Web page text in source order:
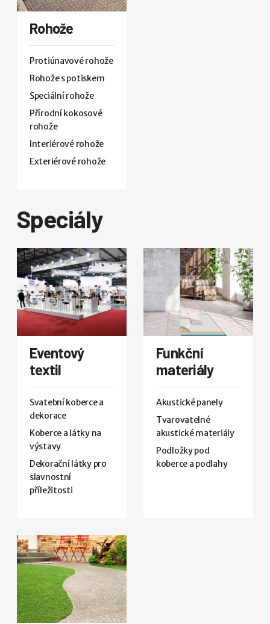
Rohože
Protiúnavové rohože
Rohože s potiskem
Speciální rohože
Přírodní kokosové
rohože
Interiérové rohože
Exteriérové rohože
Speciály
Eventový
textil
Svatební koberce a
dekorace
Koberce a látky na
výstavy
Dekorační látky pro
slavnostní
příležitosti
Funkční
materiály
Akustické panely
Tvarovatelné
akustické materiály
Podložky pod
koberce a podlahy